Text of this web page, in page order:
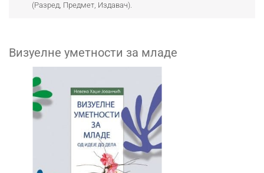
(Разред, Предмет, Издавач).
Визуелне уметности за младе